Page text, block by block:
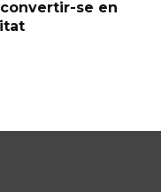
se en